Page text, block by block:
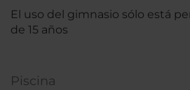
El uso del gimnasio sólo está
de 15 años
Piscina